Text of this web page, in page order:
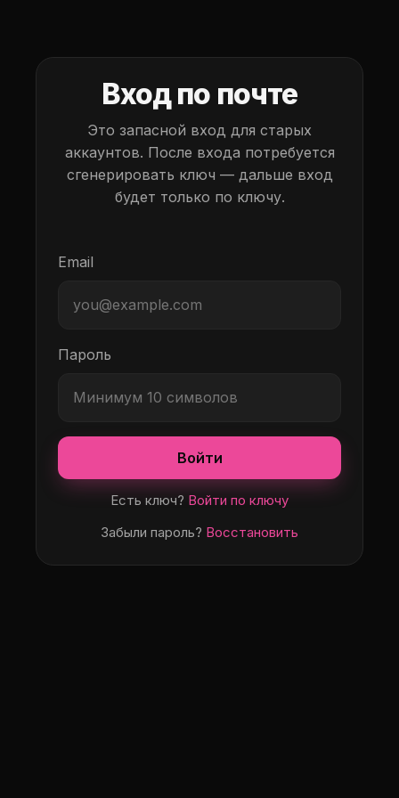
Вход по почте
Это запасной вход для старых
аккаунтов. После входа потребуется
сгенерировать ключ — дальше вход
будет только по ключу.
Email
Пароль
Войти
Есть ключ? Войти по ключу
Забыли пароль? Восстановить